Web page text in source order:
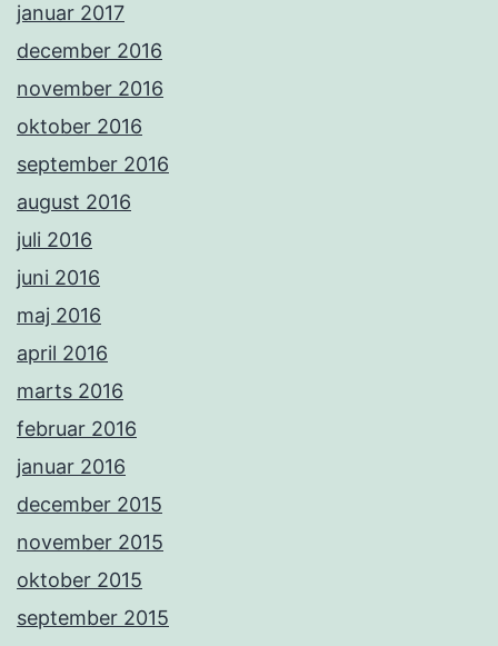
januar 2017
december 2016
november 2016
oktober 2016
september 2016
august 2016
juli 2016
juni 2016
maj 2016
april 2016
marts 2016
februar 2016
januar 2016
december 2015
november 2015
oktober 2015
september 2015